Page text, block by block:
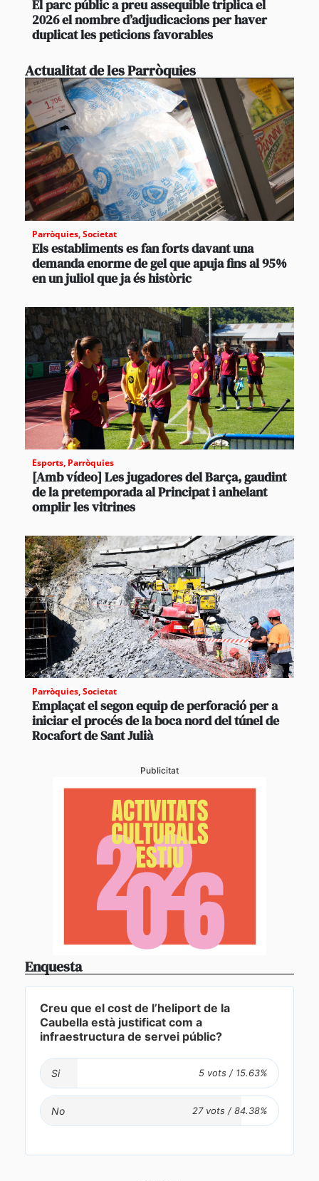
El parc públic a preu assequible triplica el
2026 el nombre d’adjudicacions per haver
duplicat les peticions favorables
Actualitat de les Parròquies
Parròquies,Societat
Els establiments es fan forts davant una
demanda enorme de gel que apuja fins al 95%
en un juliol que ja és històric
Esports, Parròquies
[Amb vídeo] Les jugadores del Barça, gaudint
de la pretemporada al Principat i anhelant
omplir les vitrines
Parròquies,Societat
Emplaçat el segon equip de perforació per a
iniciar el procés de la boca nord del túnel de
Rocafort de Sant Julià
Publicitat
Enquesta
Creu que el cost de l’heliport de la
Caubella està justificat com a
infraestructura de servei públic?
Si
No